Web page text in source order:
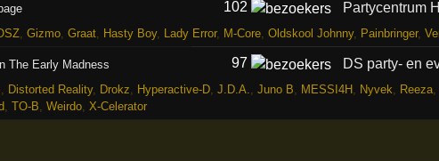
102 Partycentrum
, Gizmo, Graat, Hasty Boy, Lady Error, M-Core, Oldskool Johnny, Painbringer,
The Early Madness 97 DS party- en
Distorted Reality, Drokz Hyperactive-D, J.D.A. Juno B MESSI4H, Nyvek Reeza,
, TO-B Weirdo, X-Celerator